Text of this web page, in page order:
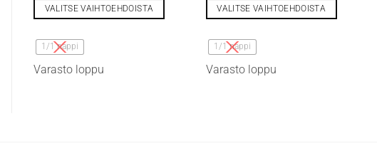
VALITSE VAIHTOEHDOISTA
tuotteella
useampi
1/1 nappi
Varasto loppu
VALITSE VAIHTOEHDOISTA
tuotteella
useampi
1/1 nappi
Varasto loppu